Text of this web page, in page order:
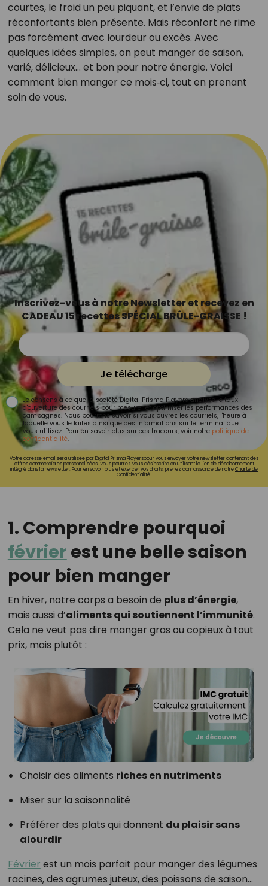
courtes, le froid un peu piquant, et l’envie de plats
réconfortants bien présente. Mais réconfort ne rime
pas forcément avec lourdeur ou excès. Avec
quelques idées simples, on peut manger de saison,
varié, délicieux… et bon pour notre énergie. Voici
comment bien manger ce mois‑ci, tout en prenant
soin de vous.
Inscrivez-vous à notre Newsletter et recevez en
CADEAU 15 recettes SPÉCIAL BRÛLE-GRAISSE !
Je télécharge
Je consens à ce que la société Digital Prisma Players analyse le taux
d'ouverture des courriels pour mesurer et optimiser les performances des
campagnes. Nous pourrons savoir si vous ouvrez les courriels, l'heure à
laquelle vous le faites ainsi que des informations sur le terminal que
vous utilisez. Pour en savoir plus sur ces traceurs, voir notre politique de
confidentialité.
Votre adresse email sera utilisée par Digital Prisma Playerspour vous envoyer votre newsletter contenant des
offres commerciales personnalisées. Vous pourrez vous désinscrire en utilisant le lien de désabonnement
intégré dans la newsletter. Pour en savoir plus et exercer vos droits, prenez connaissance de notreCharte de
Confidentialité.
1. Comprendre pourquoi
février est une belle saison
pour bien manger
En hiver, notre corps a besoin de plus d’énergie,
mais aussi d’aliments qui soutiennent l’immunité.
Cela ne veut pas dire manger gras ou copieux à tout
prix, mais plutôt :
Choisir des aliments riches en nutriments
Miser sur la saisonnalité
Préférer des plats qui donnent du plaisir sans
alourdir
Février est un mois parfait pour manger des légumes
racines, des agrumes juteux, des poissons de saison…